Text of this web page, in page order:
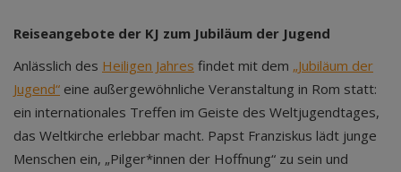
Reiseangebote der KJ zum Jubiläum der Jugend
Anlässlich des Heiligen Jahres findet mit dem „Jubiläum der
Jugend“ eine außergewöhnliche Veranstaltung in Rom statt:
ein internationales Treffen im Geiste des Weltjugendtages,
das Weltkirche erlebbar macht. Papst Franziskus lädt junge
Menschen ein, „Pilger*innen der Hoffnung“ zu sein und